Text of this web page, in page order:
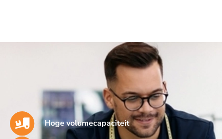
Hoge volumecapaciteit